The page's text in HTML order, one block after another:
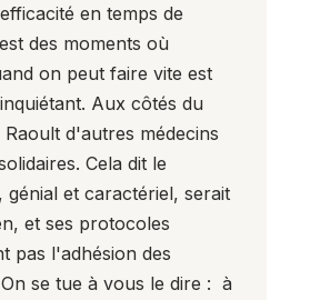
en temps de
des moments où
on peut faire vite est
Aux côtés du
d'autres médecins
Cela dit le
génial et caractériel, serait
et ses protocoles
pas l'adhésion des
se tue à vous le dire : à